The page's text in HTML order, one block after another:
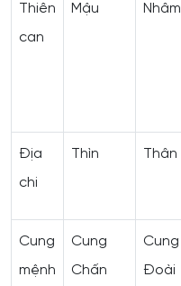
Thiên
can
Mậu Nhâm
Địa
chi
Thìn Thân
Cung
mệnh
Cung
Chấn
Cung
Đoài